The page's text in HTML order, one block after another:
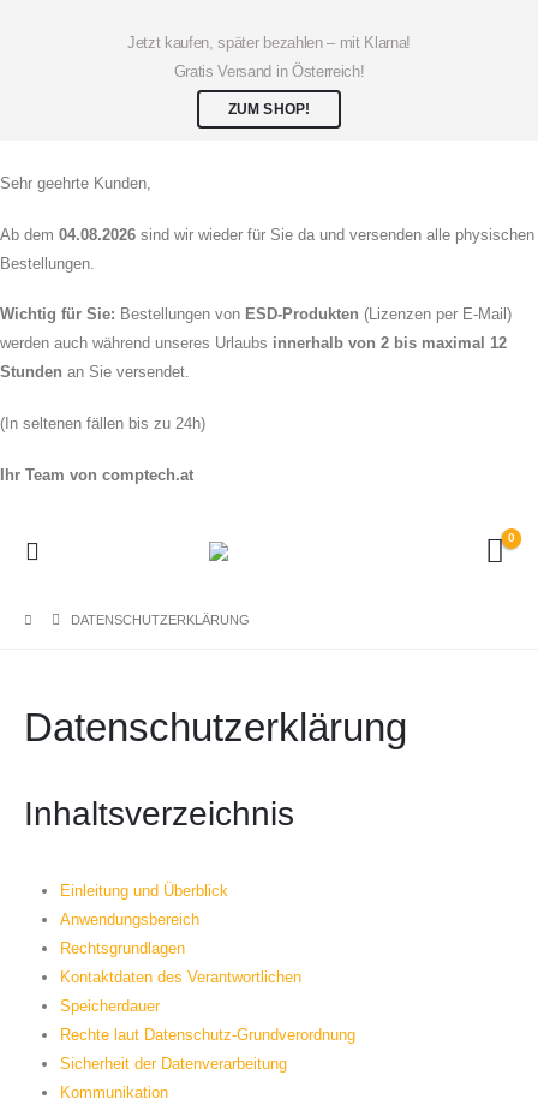
Jetzt kaufen, später bezahlen – mit Klarna!
Gratis Versand in Österreich!
ZUM SHOP!
Sehr geehrte Kunden,
Ab dem 04.08.2026 sind wir wieder für Sie da und versenden alle physischen
Bestellungen.
Wichtig für Sie: Bestellungen von ESD-Produkten (Lizenzen per E-Mail)
werden auch während unseres Urlaubs innerhalb von 2 bis maximal 12
Stunden an Sie versendet.
(In seltenen fällen bis zu 24h)
Ihr Team von comptech.at
0
DATENSCHUTZERKLÄRUNG
Datenschutzerklärung
Inhaltsverzeichnis
Einleitung und Überblick
Anwendungsbereich
Rechtsgrundlagen
Kontaktdaten des Verantwortlichen
Speicherdauer
Rechte laut Datenschutz-Grundverordnung
Sicherheit der Datenverarbeitung
Kommunikation